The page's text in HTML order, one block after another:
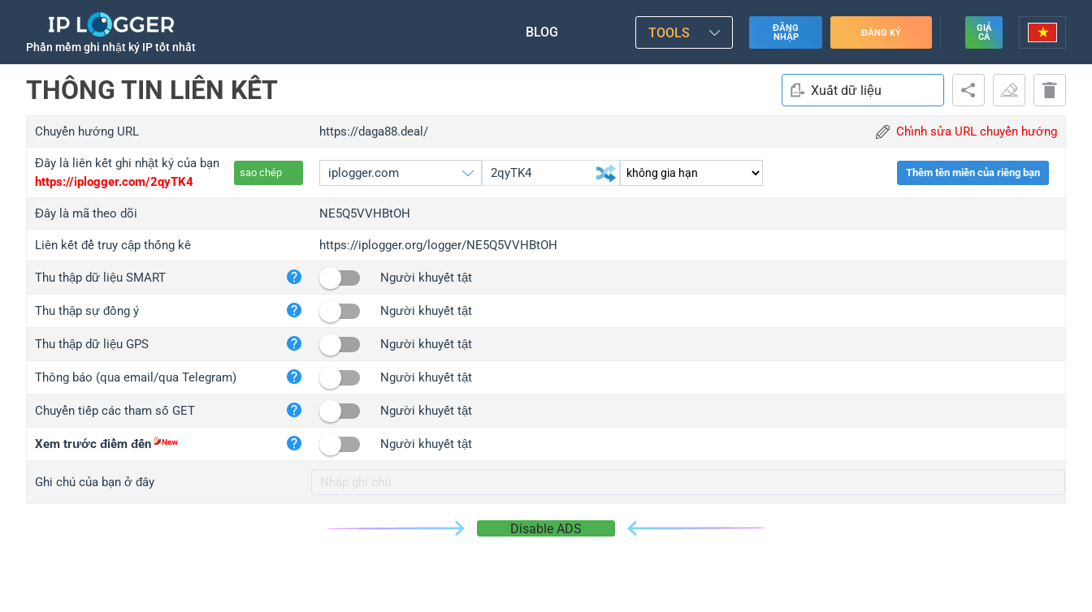
Phần mềm ghi nhật ký IP tốt nhất
BLOG TOOLS
ĐĂNG
NHẬP
ĐĂNG KÝ
GIÁ
CẢ
THÔNG TIN LIÊN KẾT Xuất dữ liệu
Chuyển hướng URL https://daga88.deal/ Chỉnh sửa URL chuyển hướng
Đây là liên kết ghi nhật ký của bạn
https://iplogger.com/2qyTK4
sao chép
iplogger.org
wl.gl
ed.tc
iplogger.com
iplogger.co
2no.co
yip.su
iplogger.info
Thêm tên miền của riêng bạn
Đây là mã theo dõi NE5Q5VVHBtOH
Liên kết để truy cập thống kê https://iplogger.org/logger/NE5Q5VVHBtOH
Thu thập dữ liệu SMART Người khuyết tật
Thu thập sự đồng ý Người khuyết tật
Thu thập dữ liệu GPS Người khuyết tật
Thông báo (qua email/qua Telegram) Người khuyết tật
Chuyển tiếp các tham số GET Người khuyết tật
Xem trước điểm đến Người khuyết tật
Ghi chú của bạn ở đây
Disable ADS